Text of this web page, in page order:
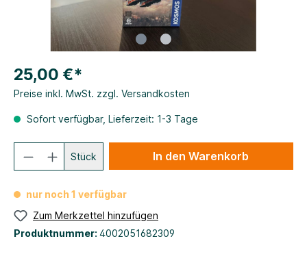
25,00 €*
Preise inkl. MwSt. zzgl. Versandkosten
Sofort verfügbar, Lieferzeit: 1-3 Tage
Stück In den Warenkorb
nur noch 1 verfügbar
Zum Merkzettel hinzufügen
Produktnummer: 4002051682309